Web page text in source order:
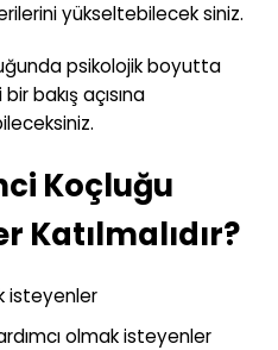
yükseltebilecek siniz.
psikolojik boyutta
bakış açısına
Koçluğu
Katılmalıdır?
isteyenler
olmak isteyenler